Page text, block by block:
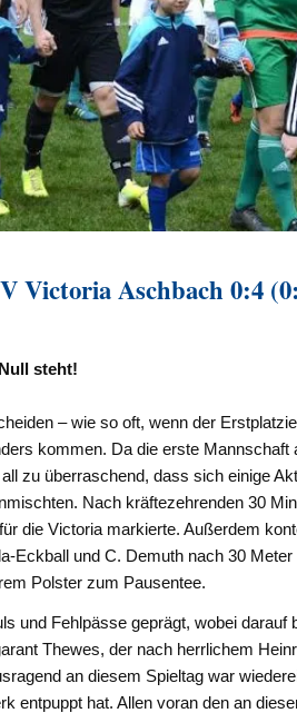
Victoria Aschbach 0:4
steht!
– wie so oft, wenn der
kommen. Da die erste Mannschaft
zu überraschend, dass sich einige
Nach kräftezehrenden 30
die Victoria markierte. Außerdem
Eckball und C. Demuth nach 30
Polster zum Pausentee.
und Fehlpässe geprägt, wobei darauf
Thewes, der nach herrlichem
an diesem Spieltag war
entpuppt hat. Allen voran den an